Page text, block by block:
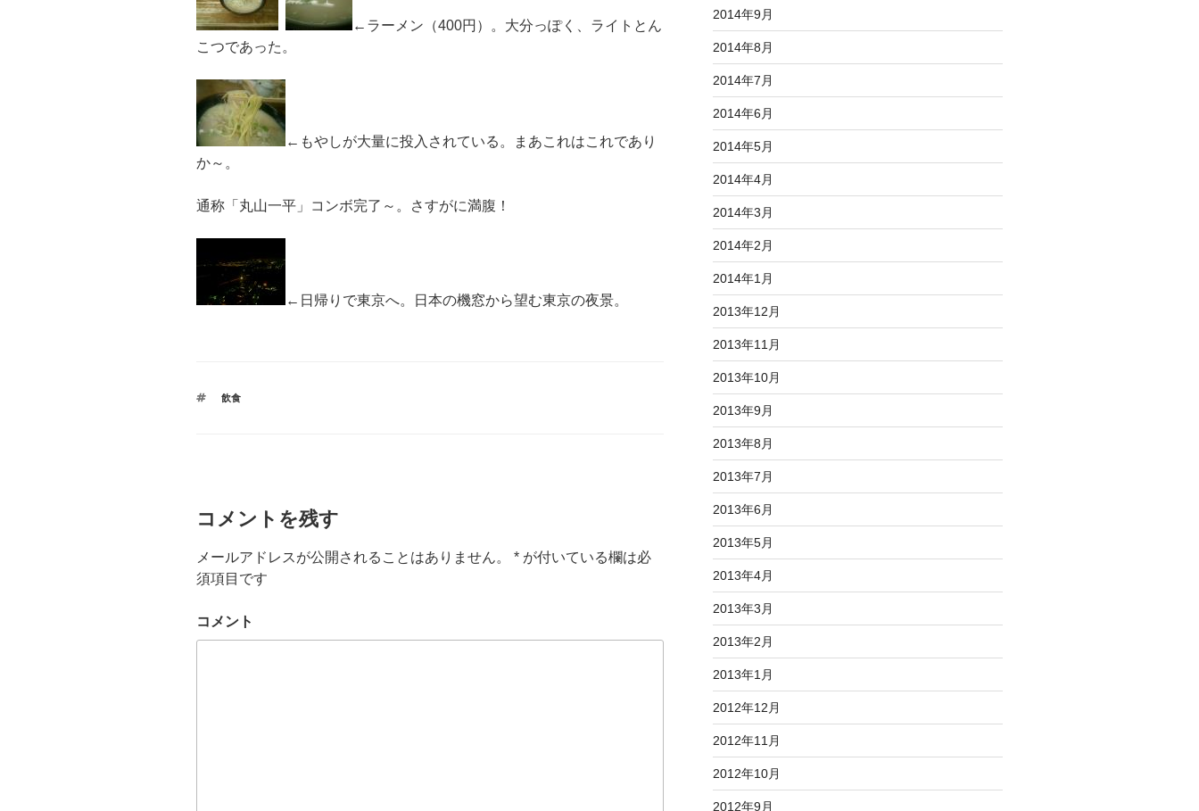
←ラーメン（400円）。大分っぽく、ライトとん
こつであった。
←もやしが大量に投入されている。まあこれはこれであり
か～。
通称「丸山一平」コンボ完了～。さすがに満腹！
←日帰りで東京へ。日本の機窓から望む東京の夜景。
タ
飲食
コメントを残す
メールアドレスが公開されることはありません。 * が付いている欄は必
須項目です
コメント
2014年9月
2014年8月
2014年7月
2014年6月
2014年5月
2014年4月
2014年3月
2014年2月
2014年1月
2013年12月
2013年11月
2013年10月
2013年9月
2013年8月
2013年7月
2013年6月
2013年5月
2013年4月
2013年3月
2013年2月
2013年1月
2012年12月
2012年11月
2012年10月
2012年9月